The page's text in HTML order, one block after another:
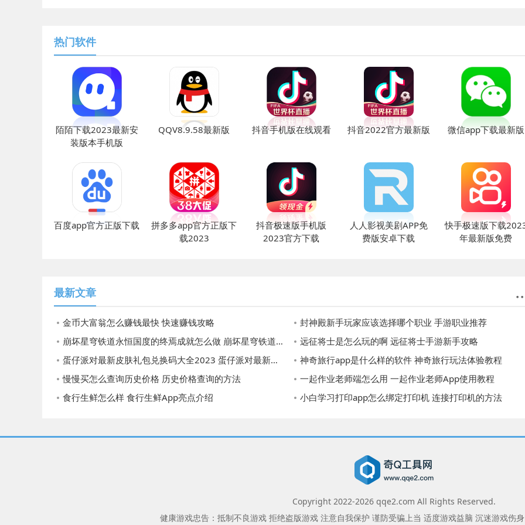
热门软件
陌陌下载2023最新安
装版本手机版
QQV8.9.58最新版 抖音手机版在线观看 抖音2022官方最新版 微信app下载最新版
百度app官方正版下载
拼多多app官方正版下
载2023
抖音极速版手机版
2023官方下载
人人影视美剧APP免
费版安卓下载
快手极速版下载
年最新版免费
最新文章
金币大富翁怎么赚钱最快 快速赚钱攻略
封神殿新手玩家应该选择哪个职业 手游职业推荐
崩坏星穹铁道永恒国度的终焉成就怎么做 崩坏星穹铁道永恒国度的终焉成就攻略
远征将士是怎么玩的啊 远征将士手游新手攻略
蛋仔派对最新皮肤礼包兑换码大全2023 蛋仔派对最新皮肤礼包兑换码大全2023一览
神奇旅行app是什么样的软件 神奇旅行玩法体验教程
慢慢买怎么查询历史价格 历史价格查询的方法
一起作业老师端怎么用 一起作业老师App使用教程
食行生鲜怎么样 食行生鲜App亮点介绍
小白学习打印app怎么绑定打印机 连接打印机的方法
Copyright 2022-2026qqe2.com All Rights Reserved.
健康游戏忠告：抵制不良游戏 拒绝盗版游戏 注意自我保护 谨防受骗上当 适度游戏益脑 沉迷游戏伤